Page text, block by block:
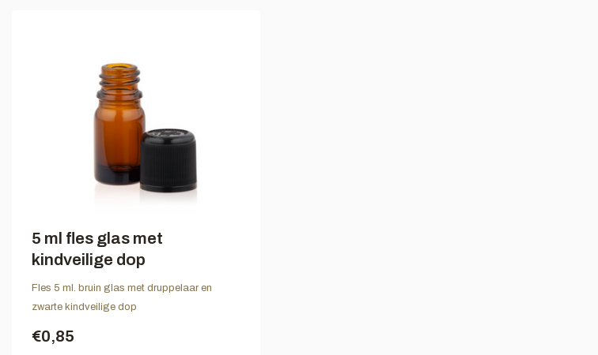
5 ml fles glas met
kindveilige dop
Fles 5 ml. bruin glas met druppelaar en
zwarte kindveilige dop
€0,85